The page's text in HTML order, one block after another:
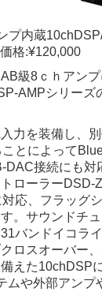
プ内蔵
格:¥120,000
級8ｃｈアン
AMPシリーズ
力を装備し、
とによって
DAC接続にも対
ローラーDSD-
応、フラッグ
。サウンドチ
バンドイコラ
ロスオーバー
えた10chDSP
ムや外部アンプ